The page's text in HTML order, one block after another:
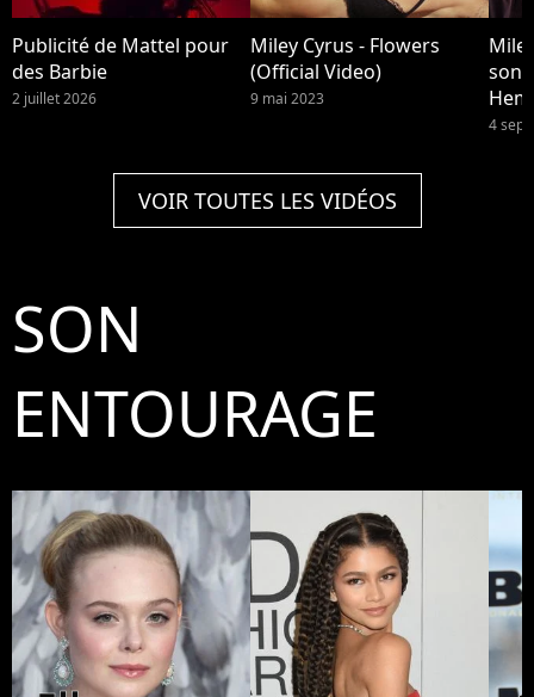
Publicité de Mattel pour
des Barbie
2 juillet 2026
Miley Cyrus - Flowers
(Official Video)
9 mai 2023
son
4
VOIR TOUTES LES VIDÉOS
SON
ENTOURAGE